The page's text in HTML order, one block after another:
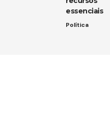
essenciais
Política